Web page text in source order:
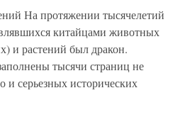
На протяжении тысячелетий
китайцами животных
и растений был дракон.
тысячи страниц не
и серьезных исторических